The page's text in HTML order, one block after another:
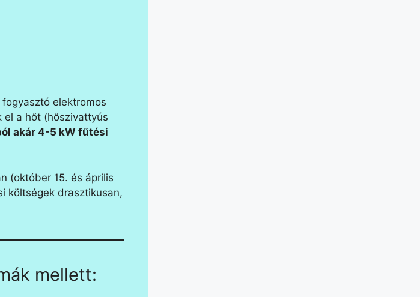
elektromos
el a hőt (hőszivattyús
akár 4-5 kW fűtési
(október 15. és április
költségek drasztikusan,
mellett: